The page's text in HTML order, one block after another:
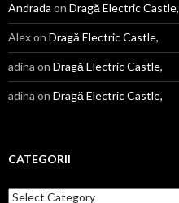
Andrada on Dragă Electric Castle,
Alexon Dragă Electric Castle,
adina on Dragă Electric Castle,
adina on Dragă Electric Castle,
CATEGORII
Categorii